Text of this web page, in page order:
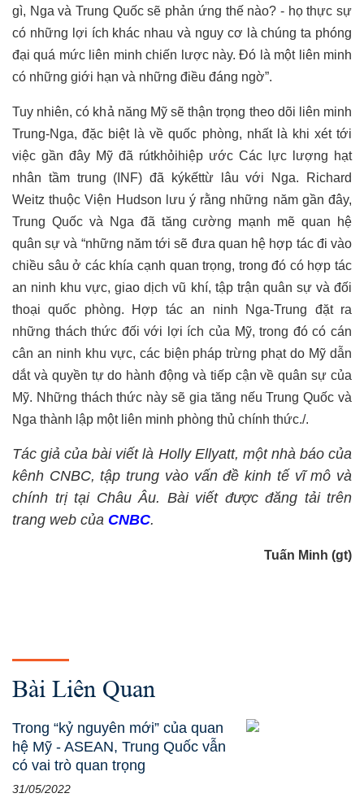
gì, Nga và Trung Quốc sẽ phản ứng thế nào? - họ thực sự
có những lợi ích khác nhau và nguy cơ là chúng ta phóng
đại quá mức liên minh chiến lược này. Đó là một liên minh
có những giới hạn và những điều đáng ngờ”.
Tuy nhiên, có khả năng Mỹ sẽ thận trọng theo dõi liên minh
Trung-Nga, đặc biệt là về quốc phòng, nhất là khi xét tới
việc gần đây Mỹ đã rútkhỏihiệp ước Các lực lượng hạt
nhân tầm trung (INF) đã kýkếttừ lâu với Nga. Richard
Weitz thuộc Viện Hudson lưu ý rằng những năm gần đây,
Trung Quốc và Nga đã tăng cường mạnh mẽ quan hệ
quân sự và “những năm tới sẽ đưa quan hệ hợp tác đi vào
chiều sâu ở các khía cạnh quan trọng, trong đó có hợp tác
an ninh khu vực, giao dịch vũ khí, tập trận quân sự và đối
thoại quốc phòng. Hợp tác an ninh Nga-Trung đặt ra
những thách thức đối với lợi ích của Mỹ, trong đó có cán
cân an ninh khu vực, các biện pháp trừng phạt do Mỹ dẫn
dắt và quyền tự do hành động và tiếp cận về quân sự của
Mỹ. Những thách thức này sẽ gia tăng nếu Trung Quốc và
Nga thành lập một liên minh phòng thủ chính thức./.
Tác giả của bài viết là Holly Ellyatt, một nhà báo của
kênh CNBC, tập trung vào vấn đề kinh tế vĩ mô và
chính trị tại Châu Âu. Bài viết được đăng tải trên
trang web của CNBC.
Tuấn Minh (gt)
Bài Liên Quan
Trong “kỷ nguyên mới” của quan
hệ Mỹ - ASEAN, Trung Quốc vẫn
có vai trò quan trọng
31/05/2022